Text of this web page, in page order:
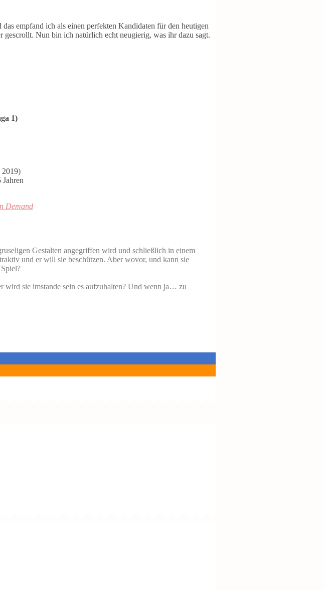
empfand ich als einen perfekten Kandidaten für den heutigen
Nun bin ich natürlich echt neugierig, was ihr dazu sagt.
1)
2019)
Demand
Gestalten angegriffen wird und schließlich in einem
und er will sie beschützen. Aber wovor, und kann sie
wird sie imstande sein es aufzuhalten? Und wenn ja… zu